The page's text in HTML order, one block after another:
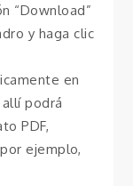
“Download”
y haga clic
en
podrá
PDF,
ejemplo,